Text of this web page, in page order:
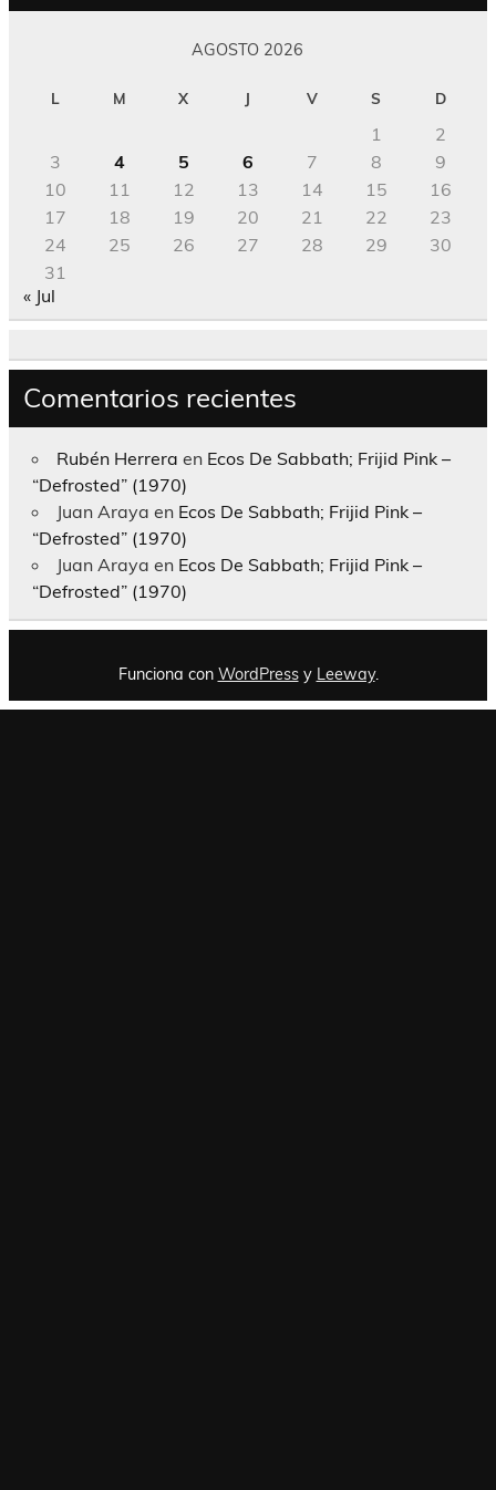
AGOSTO 2026
L M X J V S D
1
2
3
4 5 6 7 8
9
10
11 12 13 14 15
16
17
18 19 20 21 22
23
24
25 26 27 28 29
30
31
« Jul
Comentarios recientes
Rubén Herrera en Ecos De Sabbath; Frijid Pink –
“Defrosted” (1970)
Juan Araya en Ecos De Sabbath; Frijid Pink –
“Defrosted” (1970)
Juan Araya en Ecos De Sabbath; Frijid Pink –
“Defrosted” (1970)
Funciona con WordPressy Leeway.